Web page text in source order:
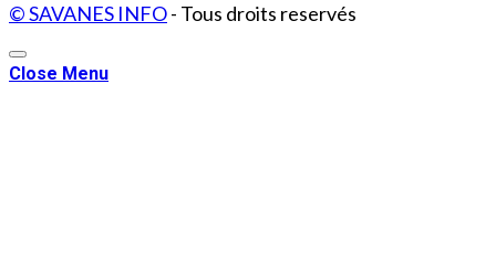
© SAVANES INFO- Tous droits reservés
Close Menu